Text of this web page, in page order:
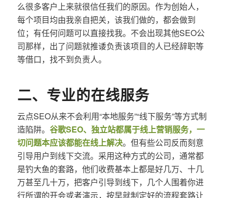
么很多客户上来就很信任我们的原因。作为创始人，
每个项目均由我亲自把关，该我们做的，都会做到
位；有任何问题可以直接找我。不会出现其他SEO公
司那样，出了问题就推诿负责该项目的人已经辞职等
等借口，找不到负责人。
二、专业的在线服务
云点SEO从来不会利用“本地服务”“线下服务”等方式制
造陷阱。 谷歌SEO、独立站都属于线上营销服务，一
切问题本应该都能在线上解决。但有些公司反而刻意
引导用户到线下交流。采用这种方式的公司，通常都
是钓大鱼的套路，他们收费基本上都是好几万、十几
万甚至几十万，把客户引导到线下，几个人围着你进
行所谓的开会或者演示，按早就制定好的流程套路让